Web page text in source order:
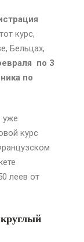
курс,
Бельцах,
по 3
по
уже
курс
леев от